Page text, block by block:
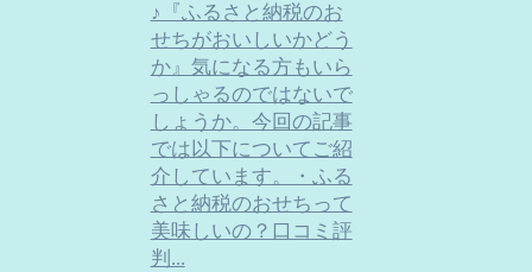
♪『ふるさと納税のお
せちがおいしいかどう
か』気になる方もいら
っしゃるのではないで
しょうか。今回の記事
では以下についてご紹
介しています。・ふる
さと納税のおせちって
美味しいの？口コミ評
判...